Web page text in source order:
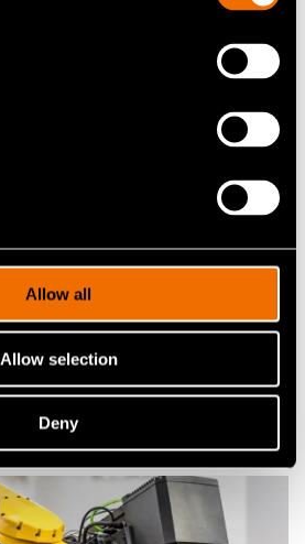
Allow all
Allow selection
Deny